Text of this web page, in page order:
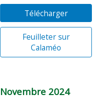
Télécharger
Feuilleter sur
Calaméo
Novembre 2024